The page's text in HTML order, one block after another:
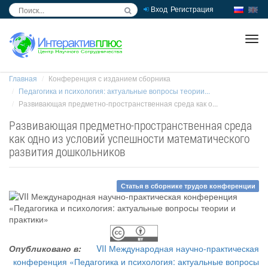
Вход Регистрация
Главная
Конференция с изданием сборника
Педагогика и психология: актуальные вопросы теории...
Развивающая предметно-пространственная среда как о...
Развивающая предметно-пространственная среда
как одно из условий успешности математического
развития дошкольников
Статья в сборнике трудов конференции
Опубликовано в:
VII Международная научно-практическая
конференция «Педагогика и психология: актуальные вопросы